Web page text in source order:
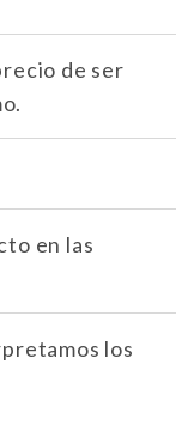
de ser
en las
los